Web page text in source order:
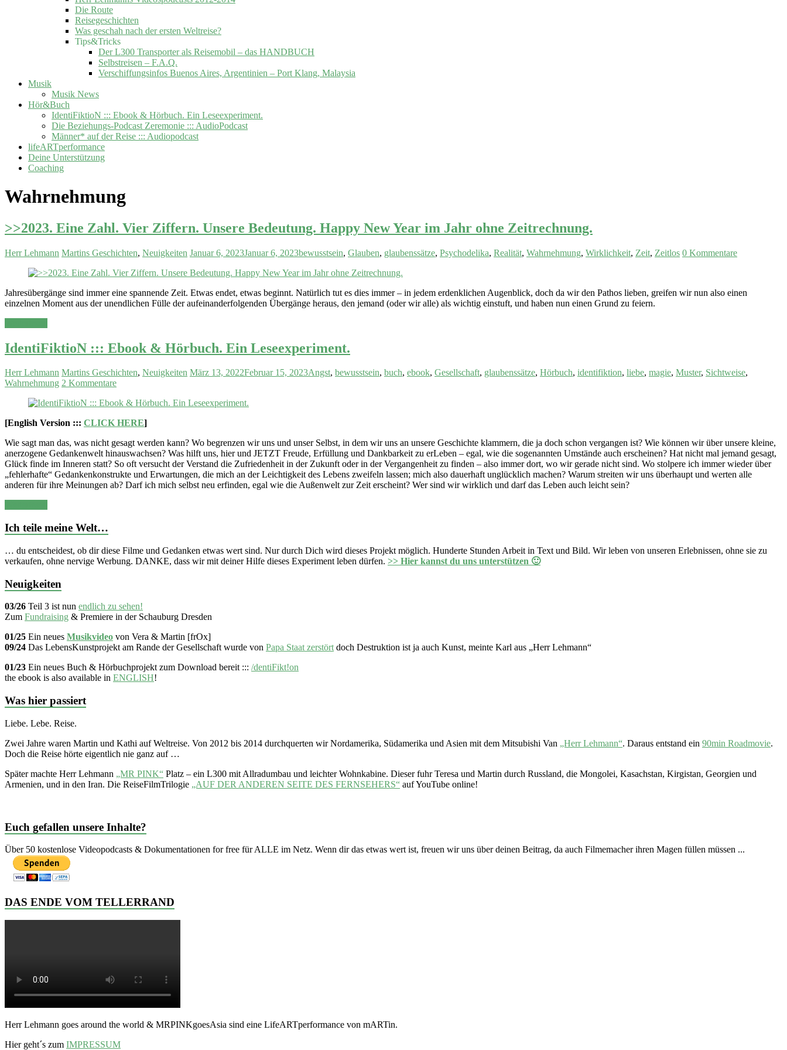
Die Route
Reisegeschichten
Was geschah nach der ersten Weltreise?
Tips&Tricks
Der L300 Transporter als Reisemobil – das HANDBUCH
Selbstreisen – F.A.Q.
Verschiffungsinfos Buenos Aires, Argentinien – Port Klang, Malaysia
Musik
Musik News
Hör&Buch
IdentiFiktioN ::: Ebook & Hörbuch. Ein Leseexperiment.
Die Beziehungs-Podcast Zeremonie ::: AudioPodcast
Männer* auf der Reise ::: Audiopodcast
lifeARTperformance
Deine Unterstützung
Coaching
Wahrnehmung
>>2023. Eine Zahl. Vier Ziffern. Unsere Bedeutung. Happy New Year im Jahr ohne Zeitrechnung.
Herr Lehmann Martins Geschichten, Neuigkeiten Januar 6, 2023Januar 6, 2023bewusstsein, Glauben, glaubenssätze, Psychodelika, Realität, Wahrnehmung, Wirklichkeit, Zeit, Zeitlos 0 Kommentare
Jahresübergänge sind immer eine spannende Zeit. Etwas endet, etwas beginnt. Natürlich tut es dies immer – in jedem erdenklichen Augenblick, doch da wir den Pathos lieben, greifen wir nun also einen
einzelnen Moment aus der unendlichen Fülle der aufeinanderfolgenden Übergänge heraus, den jemand (oder wir alle) als wichtig einstuft, und haben nun einen Grund zu feiern.
IdentiFiktioN ::: Ebook & Hörbuch. Ein Leseexperiment.
Herr Lehmann Martins Geschichten, Neuigkeiten März 13, 2022Februar 15, 2023Angst, bewusstsein, buch, ebook, Gesellschaft, glaubenssätze, Hörbuch, identifiktion, liebe, magie, Muster, Sichtweise,
Wahrnehmung 2 Kommentare
[English Version ::: CLICK HERE]
Wie sagt man das, was nicht gesagt werden kann? Wo begrenzen wir uns und unser Selbst, in dem wir uns an unsere Geschichte klammern, die ja doch schon vergangen ist? Wie können wir über unsere kleine,
anerzogene Gedankenwelt hinauswachsen? Was hilft uns, hier und JETZT Freude, Erfüllung und Dankbarkeit zu erLeben – egal, wie die sogenannten Umstände auch erscheinen? Hat nicht mal jemand gesagt,
Glück finde im Inneren statt? So oft versucht der Verstand die Zufriedenheit in der Zukunft oder in der Vergangenheit zu finden – also immer dort, wo wir gerade nicht sind. Wo stolpere ich immer wieder über
„fehlerhafte“ Gedankenkonstrukte und Erwartungen, die mich an der Leichtigkeit des Lebens zweifeln lassen; mich also dauerhaft unglücklich machen? Warum streiten wir uns überhaupt und werten alle
anderen für ihre Meinungen ab? Darf ich mich selbst neu erfinden, egal wie die Außenwelt zur Zeit erscheint? Wer sind wir wirklich und darf das Leben auch leicht sein?
Ich teile meine Welt…
… du entscheidest, ob dir diese Filme und Gedanken etwas wert sind. Nur durch Dich wird dieses Projekt möglich. Hunderte Stunden Arbeit in Text und Bild. Wir leben von unseren Erlebnissen, ohne sie zu
verkaufen, ohne nervige Werbung. DANKE, dass wir mit deiner Hilfe dieses Experiment leben dürfen. >> Hier kannst du uns unterstützen 🙂
Neuigkeiten
03/26 Teil 3 ist nun endlich zu sehen!
Zum Fundraising & Premiere in der Schauburg Dresden
01/25 Ein neues Musikvideo von Vera & Martin [frOx]
09/24 Das LebensKunstprojekt am Rande der Gesellschaft wurde von Papa Staat zerstört doch Destruktion ist ja auch Kunst, meinte Karl aus „Herr Lehmann“
01/23 Ein neues Buch & Hörbuchprojekt zum Download bereit ::: /dentiFikt!on
the ebook is also available in ENGLISH!
Was hier passiert
Liebe. Lebe. Reise.
Zwei Jahre waren Martin und Kathi auf Weltreise. Von 2012 bis 2014 durchquerten wir Nordamerika, Südamerika und Asien mit dem Mitsubishi Van „Herr Lehmann“. Daraus entstand ein 90min Roadmovie.
Doch die Reise hörte eigentlich nie ganz auf …
Später machte Herr Lehmann „MR PINK“ Platz – ein L300 mit Allradumbau und leichter Wohnkabine. Dieser fuhr Teresa und Martin durch Russland, die Mongolei, Kasachstan, Kirgistan, Georgien und
Armenien, und in den Iran. Die ReiseFilmTrilogie „AUF DER ANDEREN SEITE DES FERNSEHERS“ auf YouTube online!
Euch gefallen unsere Inhalte?
Über 50 kostenlose Videopodcasts & Dokumentationen for free für ALLE im Netz. Wenn dir das etwas wert ist, freuen wir uns über deinen Beitrag, da auch Filmemacher ihren Magen füllen müssen ...
DAS ENDE VOM TELLERRAND
Herr Lehmann goes around the world & MRPINKgoesAsia sind eine LifeARTperformance von mARTin.
Hier geht´s zum IMPRESSUM